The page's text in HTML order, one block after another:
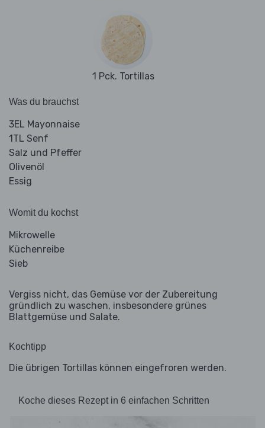
1 Pck. Tortillas
Was du brauchst
3EL Mayonnaise
1TL Senf
Salz und Pfeffer
Olivenöl
Essig
Womit du kochst
Mikrowelle
Küchenreibe
Sieb
Vergiss nicht, das Gemüse vor der Zubereitung
gründlich zu waschen, insbesondere grünes
Blattgemüse und Salate.
Kochtipp
Die übrigen Tortillas können eingefroren werden.
Koche dieses Rezept in 6 einfachen Schritten